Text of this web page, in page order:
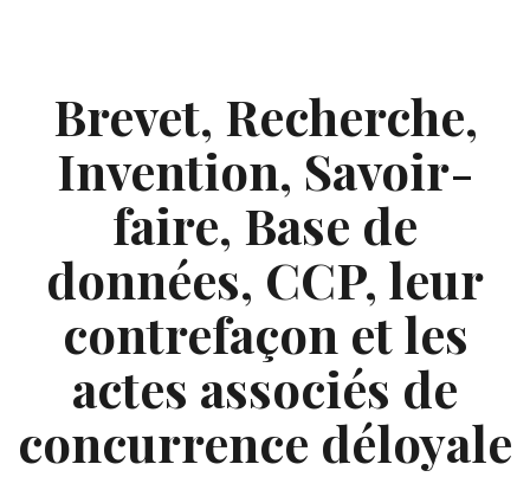
Brevet, Recherche,
Invention, Savoir-
faire, Base de
données, CCP, leur
contrefaçon et les
actes associés de
concurrence déloyale